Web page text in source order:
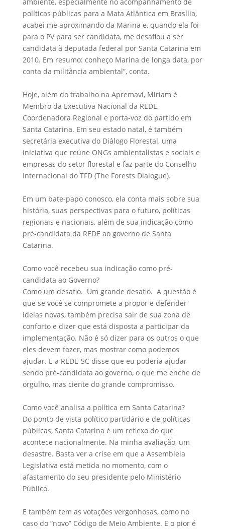
políticas públicas para a Mata Atlântica em Brasília,
acabei me aproximando da Marina e, quando ela foi
para o PV para ser candidata, me desafiou a ser
candidata à deputada federal por Santa Catarina em
2010. Em resumo: conheço Marina de longa data, por
conta da militância ambiental”, conta.
Hoje, além do trabalho na Apremavi, Miriam é
Membro da Executiva Nacional da REDE,
Coordenadora Regional e porta-voz do partido em
Santa Catarina. Em seu estado natal, é também
secretária executiva do Diálogo Florestal, uma
iniciativa que reúne ONGs ambientalistas e sociais e
empresas do setor florestal e faz parte do Conselho
Internacional do TFD (The Forests Dialogue).
Em um bate-papo conosco, ela conta mais sobre sua
história, suas perspectivas para o futuro, políticas
regionais e nacionais, além de sua indicação como
pré-candidata da REDE ao governo de Santa
Catarina.
Como você recebeu sua indicação como pré-
candidata ao Governo?
Como um desafio. Um grande desafio. A questão é
que se você se compromete a propor e defender
ideias novas, também precisa sair de sua zona de
conforto e dizer que está disposta a participar da
implementação. Não é só dizer para os outros o que
eles devem fazer, mas mostrar como podemos
ajudar. E a REDE-SC disse que eu poderia ajudar
sendo pré-candidata ao governo, o que me enche de
orgulho, mas ciente do grande compromisso.
Como você analisa a política em Santa Catarina?
Do ponto de vista político partidário e de políticas
públicas, Santa Catarina é um reflexo do que
acontece nacionalmente. Na minha avaliação, um
desastre. Basta ver a crise em que a Assembleia
Legislativa está metida no momento, com o
afastamento do seu presidente pelo Ministério
Público.
E também tem as votações vergonhosas, como no
caso do “novo” Código de Meio Ambiente. E o pior é